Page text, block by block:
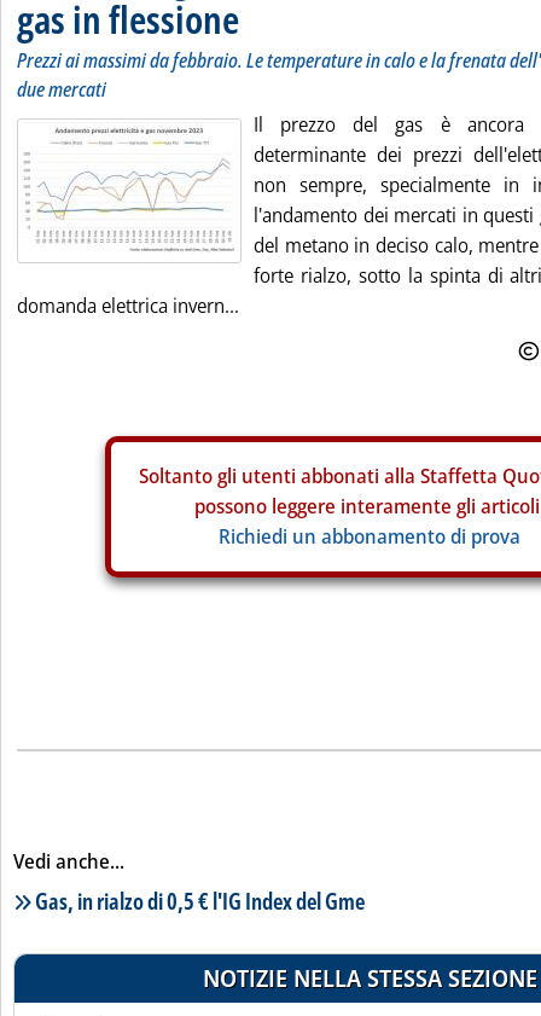
gas in flessione
Prezzi ai massimi da febbraio. Le temperature in calo e la frenata
due mercati
Il prezzo del gas è ancora
determinante dei prezzi
non sempre, specialmente in
l'andamento dei mercati in
del metano in deciso calo,
forte rialzo, sotto la spinta di
domanda elettrica invern...
Soltanto gli utenti abbonati alla Staffetta
possono leggere interamente gli
Richiedi un abbonamento di prova
Vedi anche...
Lista notizie correlate
Gas, in rialzo di 0,5 € l'IG Index del Gme
NOTIZIE NELLA STESSA SEZIONE